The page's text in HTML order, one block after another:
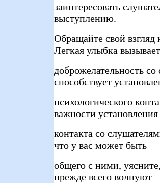
заинтересовать
выступлению.
Обращайте свой взгляд
Легкая улыбка вызывает
доброжелательность
способствует
психологического
важности установления
контакта со
что у вас может быть
общего с ними,
прежде всего волнуют